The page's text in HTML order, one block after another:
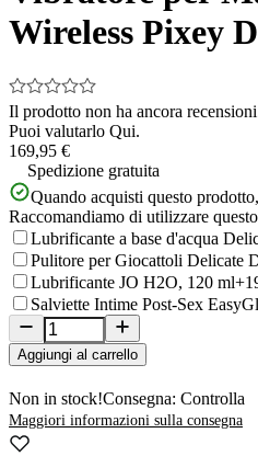
Wireless Pixey
Il prodotto non ha ancora
Puoi valutarlo Qui.
169,95 €
Spedizione gratuita
Quando acquisti questo
Raccomandiamo di utilizzare
Lubrificante a base d'acqua
Pulitore per Giocattoli Delicate
Lubrificante JO H2O, 120 ml
Salviette Intime Post-Sex
Aggiungi al carrello
Non in stock!Consegna: Controlla
Maggiori informazioni sulla consegna